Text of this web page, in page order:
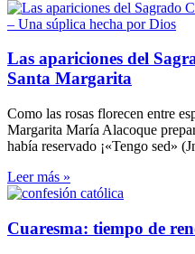
Las apariciones del
Santa Margarita
Como las rosas florecen entre
Margarita María Alacoque
había reservado ¡«Tengo sed»
Leer más »
Cuaresma: tiempo de